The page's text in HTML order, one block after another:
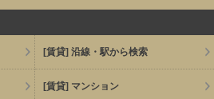
[賃貸] 沿線・駅から検索
[賃貸] マンション